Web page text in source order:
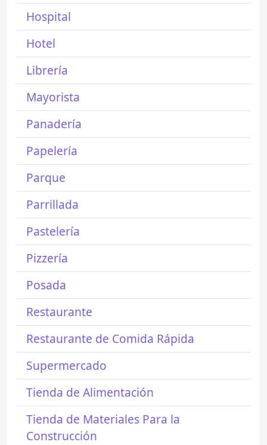
Hospital
Hotel
Librería
Mayorista
Panadería
Papelería
Parque
Parrillada
Pastelería
Pizzería
Posada
Restaurante
Restaurante de Comida Rápida
Supermercado
Tienda de Alimentación
Tienda de Materiales Para la
Construcción